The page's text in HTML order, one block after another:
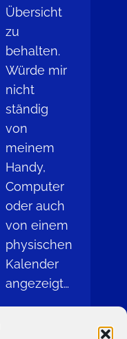
Übersicht
zu
behalten.
Würde mir
nicht
ständig
von
meinem
Handy,
Computer
oder auch
von einem
physischen
Kalender
angezeigt…